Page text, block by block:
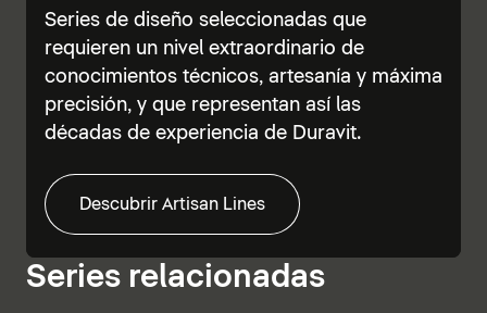
Series de diseño seleccionadas que
requieren un nivel extraordinario de
conocimientos técnicos, artesanía y máxima
precisión, y que representan así las
décadas de experiencia de Duravit.
Descubrir Artisan Lines
Series relacionadas